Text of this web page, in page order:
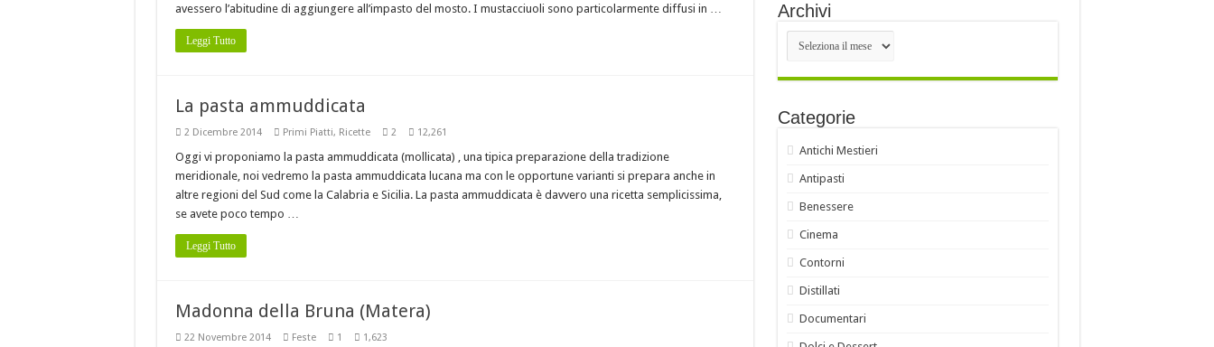
avessero l’abitudine di aggiungere all’impasto del mosto. I mustacciuoli sono particolarmente diffusi in …
Leggi Tutto
La pasta ammuddicata
2 Dicembre 2014 Primi Piatti, Ricette 2 12,261
Oggi vi proponiamo la pasta ammuddicata (mollicata) , una tipica preparazione della tradizione
meridionale, noi vedremo la pasta ammuddicata lucana ma con le opportune varianti si prepara anche in
altre regioni del Sud come la Calabria e Sicilia. La pasta ammuddicata è davvero una ricetta semplicissima,
se avete poco tempo …
Leggi Tutto
Madonna della Bruna (Matera)
22 Novembre 2014 Feste 1 1,623
Archivi
Archivi
Categorie
Antichi Mestieri
Antipasti
Benessere
Cinema
Contorni
Distillati
Documentari